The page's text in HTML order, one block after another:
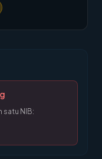
satu NIB: